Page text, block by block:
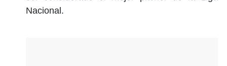
Nacional.